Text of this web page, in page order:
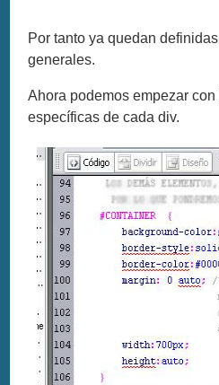
Por tanto ya quedan
generales.
Ahora podemos empezar
específicas de cada div.